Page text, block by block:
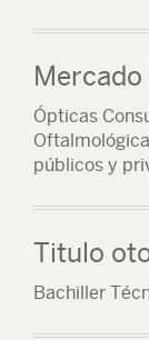
Ópticas
públicos y
Titulo
Bachiller